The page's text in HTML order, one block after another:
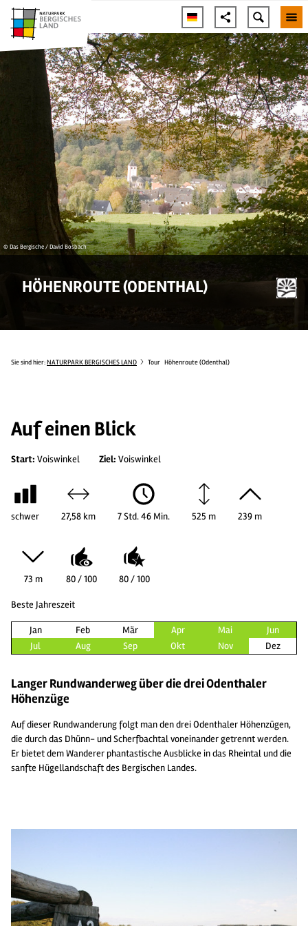
© Das Bergische / David Bosbach
HÖHENROUTE (ODENTHAL)
Sie sind hier:NATURPARK BERGISCHES LAND Tour Höhenroute (Odenthal)
Auf einen Blick
Start: Voiswinkel Ziel: Voiswinkel
schwer 27,58 km 7 Std. 46 Min. 525 m 239 m
73 m 80 / 100 80 / 100
Beste Jahreszeit
Jan Feb Mär Apr Mai
Jun
Jul
Aug Sep Okt Nov Dez
Langer Rundwanderweg über die drei Odenthaler
Höhenzüge
Auf dieser Rundwanderung folgt man den drei Odenthaler Höhenzügen,
die durch das Dhünn- und Scherfbachtal voneinander getrennt werden.
Er bietet dem Wanderer phantastische Ausblicke in das Rheintal und die
sanfte Hügellandschaft des Bergischen Landes.